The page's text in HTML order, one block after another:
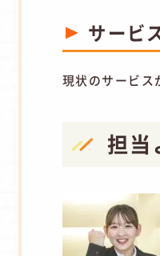
サービ
現状のサービス
担当